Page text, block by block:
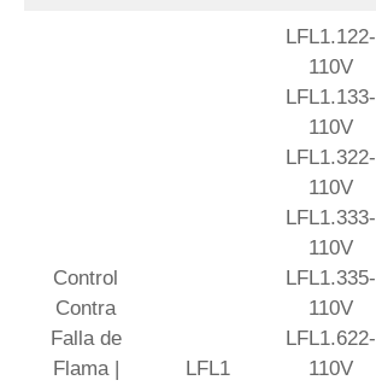
Control
Contra
Falla de
Flama |
LFL1
LFL1.122-
110V
LFL1.133-
110V
LFL1.322-
110V
LFL1.333-
110V
LFL1.335-
110V
LFL1.622-
110V